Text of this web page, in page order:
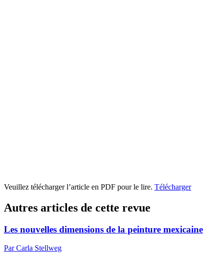
Veuillez télécharger l’article en PDF pour le lire. Télécharger
Autres articles de cette revue
Les nouvelles dimensions de la peinture mexicaine
Par Carla Stellweg